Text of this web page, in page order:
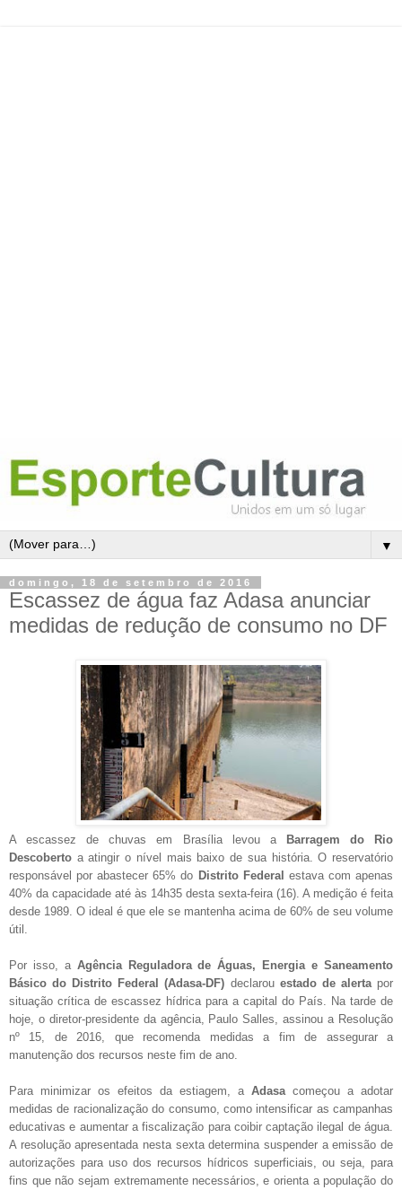
▼
domingo, 18 de setembro de 2016
Escassez de água faz Adasa anunciar
medidas de redução de consumo no DF
A escassez de chuvas em Brasília levou a Barragem do
Rio
Descoberto a atingir o nível mais baixo de sua história. O reservatório
responsável por abastecer 65% do Distrito Federal estava com apenas
40% da capacidade até às 14h35 desta sexta-feira (16). A medição é feita
desde 1989. O ideal é que ele se mantenha acima de 60% de seu volume
útil.
Por isso, a Agência Reguladora de Águas, Energia e Saneamento
Básico do Distrito Federal (Adasa-DF) declarou estado de alertapor
situação crítica de escassez hídrica para a capital do País. Na tarde de
hoje, o diretor-presidente da agência, Paulo Salles, assinou a Resolução
nº 15, de 2016, que recomenda medidas a fim de assegurar a
manutenção dos recursos neste fim de ano.
Para minimizar os efeitos da estiagem, a Adasa começou a adotar
medidas de racionalização do consumo, como intensificar as campanhas
educativas e aumentar a fiscalização para coibir captação ilegal de água.
A resolução apresentada nesta sexta determina suspender a emissão de
autorizações para uso dos recursos hídricos superficiais, ou seja, para
fins que não sejam extremamente necessários, e orienta a população do